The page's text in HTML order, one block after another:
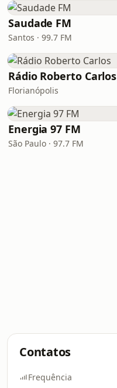
Saudade FM
Santos · 99.7 FM
Rádio Roberto Carlos
Florianópolis
Energia 97 FM
São Paulo · 97.7 FM
Contatos
Frequência